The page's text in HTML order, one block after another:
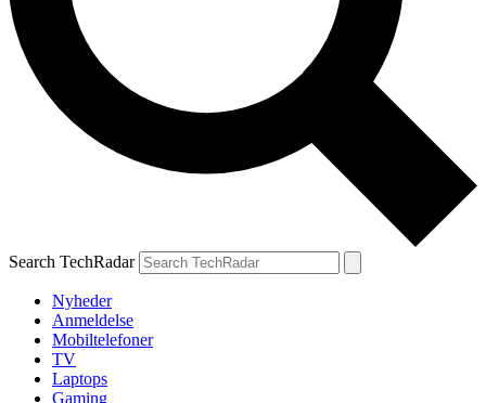
Search TechRadar
Nyheder
Anmeldelse
Mobiltelefoner
TV
Laptops
Gaming